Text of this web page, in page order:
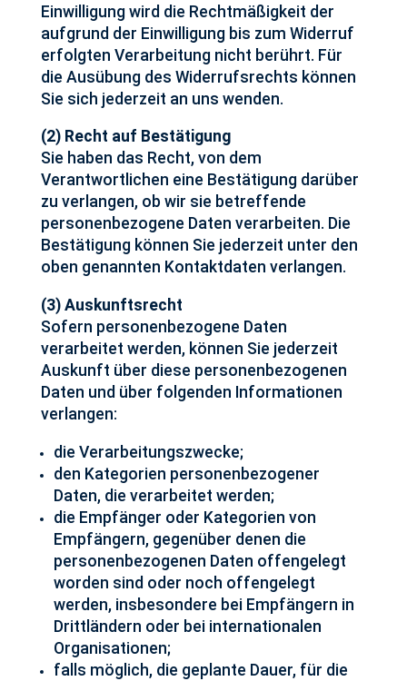
Einwilligung wird die Rechtmäßigkeit der
aufgrund der Einwilligung bis zum Widerruf
erfolgten Verarbeitung nicht berührt. Für
die Ausübung des Widerrufsrechts können
Sie sich jederzeit an uns wenden.
(2) Recht auf Bestätigung
Sie haben das Recht, von dem
Verantwortlichen eine Bestätigung darüber
zu verlangen, ob wir sie betreffende
personenbezogene Daten verarbeiten. Die
Bestätigung können Sie jederzeit unter den
oben genannten Kontaktdaten verlangen.
(3) Auskunftsrecht
Sofern personenbezogene Daten
verarbeitet werden, können Sie jederzeit
Auskunft über diese personenbezogenen
Daten und über folgenden Informationen
verlangen:
die Verarbeitungszwecke;
den Kategorien personenbezogener
Daten, die verarbeitet werden;
die Empfänger oder Kategorien von
Empfängern, gegenüber denen die
personenbezogenen Daten offengelegt
worden sind oder noch offengelegt
werden, insbesondere bei Empfängern in
Drittländern oder bei internationalen
Organisationen;
falls möglich, die geplante Dauer, für die